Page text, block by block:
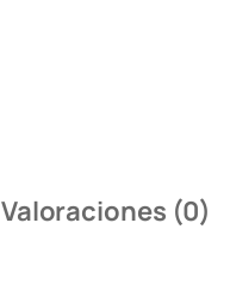
Valoraciones (0)